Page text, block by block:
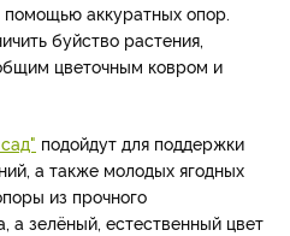
аккуратных опор.
буйство растения,
цветочным ковром и
подойдут для поддержки
а также молодых ягодных
из прочного
а зелёный, естественный цвет